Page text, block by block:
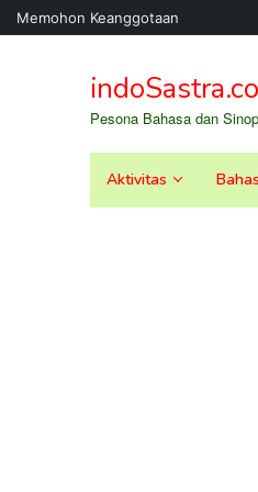
Memohon Keanggotaan
konten
Pesona Bahasa dan
Aktivitas